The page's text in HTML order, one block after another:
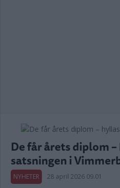
De får årets diplom
satsningen i
NYHETER 28 april 2026 09.01